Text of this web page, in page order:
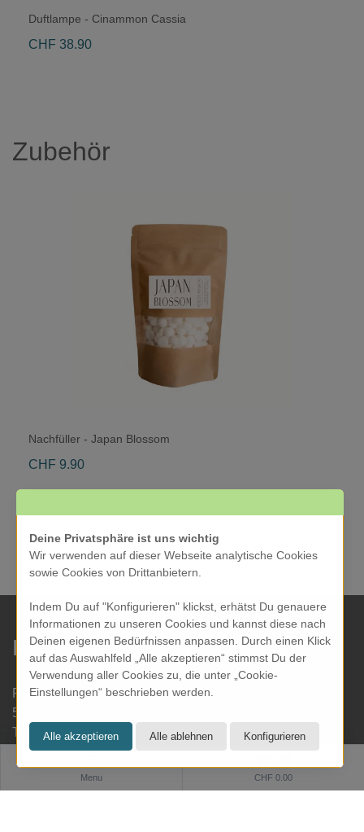
Menu CHF 0.00
Duftlampe - Cinammon Cassia
CHF 38.90
Zubehör
Nachfüller - Japan Blossom
CHF 9.90
KRESOM & mehr
Rathausgasse 27
5000 Aarau
Tel: 062 822 19 19
info@kresom.ch
Öffnungszeiten Laden:
Deine Privatsphäre ist uns wichtig
Wir verwenden auf dieser Webseite analytische Cookies
sowie Cookies von Drittanbietern.
Indem Du auf "Konfigurieren" klickst, erhätst Du genauere
Informationen zu unseren Cookies und kannst diese nach
Deinen eigenen Bedürfnissen anpassen. Durch einen Klick
auf das Auswahlfeld „Alle akzeptieren“ stimmst Du der
Verwendung aller Cookies zu, die unter „Cookie-
Einstellungen“ beschrieben werden.